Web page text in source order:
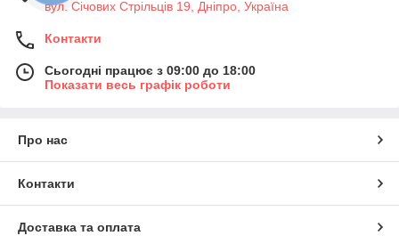
вул. Січових Стрільців 19, Дніпро, Україна
Контакти
Сьогодні працює з 09:00 до 18:00
Показати весь графік роботи
Про нас
Контакти
Доставка та оплата